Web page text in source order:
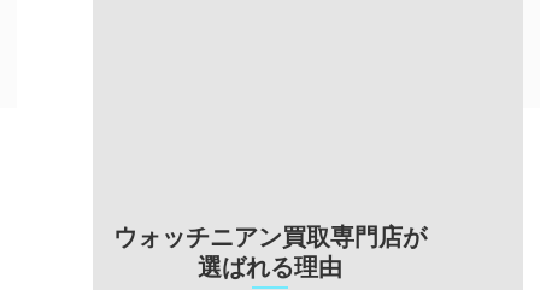
ウォッチニアン買取専門店が
選ばれる理由